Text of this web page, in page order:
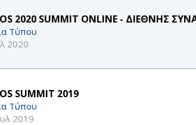
2020 SUMMIT ONLINE - ΔΙΕΘΝΗΣ
Τύπου
2020
SUMMIT 2019
Τύπου
2019